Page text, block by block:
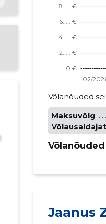
Võlanõuded
Maksuvõlg
Jaanus